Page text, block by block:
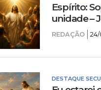
Espírito:
unidade –
REDAÇÃO 24/
DESTAQUE